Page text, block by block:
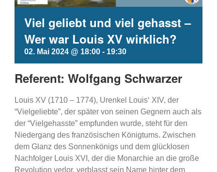
Viel geliebt und viel gehasst –
Wer war Louis XV wirklich?
02. Mai 2024 @ 18:00 - 19:30
Referent: Wolfgang Schwarzer
Louis XV (1710 – 1774), Urenkel Louis‘ XIV, der
“Vielgeliebte”, der später von seinen Gegnern auch als
der “Vielgehasste” empfunden wurde, steht für den
Niedergang des französischen Königtums. Zwischen
dem Glanz des Sonnenkönigs und dem glücklosen
Nachfolger Louis XVI, der die Monarchie an die große
Revolution verlor, verblasst sein Name hinter dem